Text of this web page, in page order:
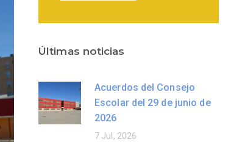
Últimas noticias
Acuerdos del Consejo
Escolar del 29 de junio de
2026
7 Jul, 2026